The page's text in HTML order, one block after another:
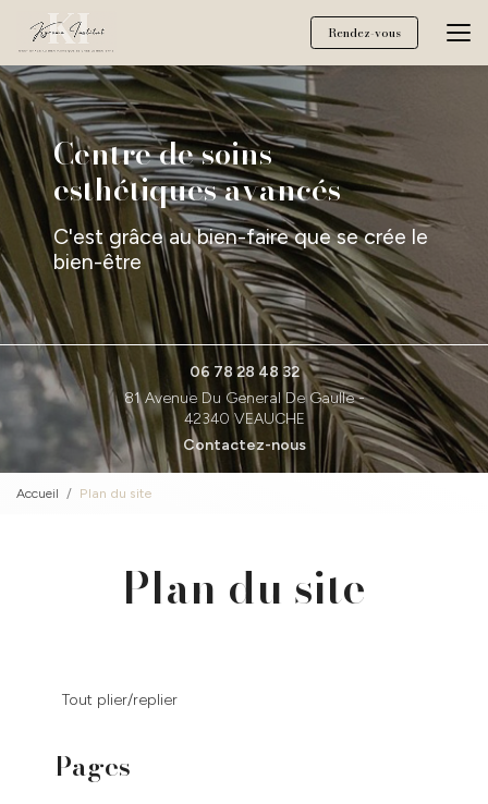
contenu
principal
Rendez-vous
Centre de soins
esthétiques avancés
C'est grâce au bien-faire que se crée le
bien-être
06 78 28 48 32
81 Avenue Du General De Gaulle -
42340 VEAUCHE
Contactez-nous
Accueil Plan du site
Plan du site
Tout plier/replier
Pages